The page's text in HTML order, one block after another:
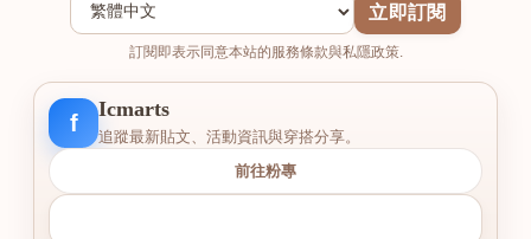
立即訂閱
訂閱即表示同意本站的服務條款與私隱政策.
f
Icmarts
追蹤最新貼文、活動資訊與穿搭分享。
前往粉專